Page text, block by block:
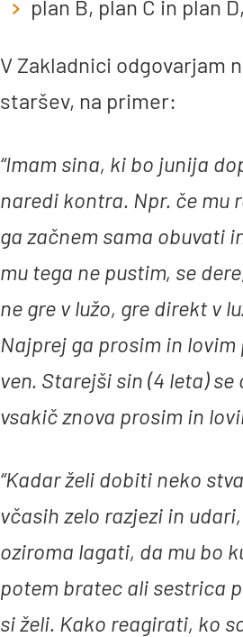
plan B, plan C in plan
V Zakladnici odgovarjam
staršev, na primer:
“Imam sina, ki bo junija
naredi kontra. Npr. če mu
ga začnem sama obuvati
mu tega ne pustim, se
ne gre v lužo, gre direkt v
Najprej ga prosim in
ven. Starejši sin (4 leta)
vsakič znova prosim in
“Kadar želi dobiti neko
včasih zelo razjezi in
oziroma lagati, da mu bo
potem bratec ali sestrica
si želi. Kako reagirati, ko